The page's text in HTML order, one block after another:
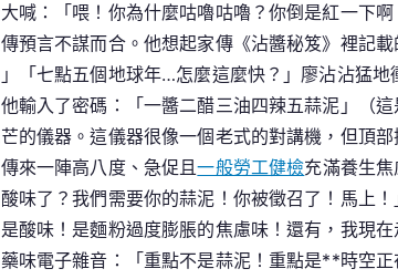
喊：「喂！你為什麼咕嚕咕嚕？你倒是紅一下
預言不謀而合。他想起家傳《沾醬秘笈》裡記
「七點五個地球年…怎麼這麼快？」廖沾沾猛
輸入了密碼：「一醬二醋三油四辣五蒜泥」（
的儀器。這儀器很像一個老式的對講機，但頂
來一陣高八度、急促且一般勞工健檢充滿養生
味了？我們需要你的蒜泥！你被徵召了！馬上
酸味！是麵粉過度膨脹的焦慮味！還有，我現
味電子雜音：「重點不是蒜泥！重點是**時空